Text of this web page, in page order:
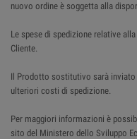
nuovo ordine è soggetta alla
Le spese di spedizione relative
Cliente.
Il Prodotto sostitutivo sarà inviato
ulteriori costi di spedizione.
Per maggiori informazioni è
sito del Ministero dello Sviluppo